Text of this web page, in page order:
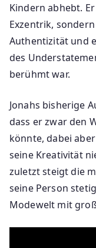
Kindern abhebt.
Exzentrik,
Authentizität und
des
berühmt war.
Jonahs bisherige
dass er zwar den
könnte, dabei
seine Kreativität
zuletzt steigt die
seine Person
Modewelt mit